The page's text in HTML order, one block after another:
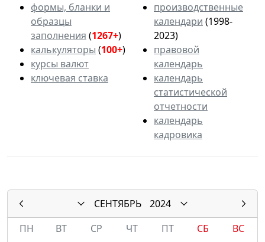
формы, бланки и
образцы
заполнения (1267+)
калькуляторы (100+)
курсы валют
ключевая ставка
производственные
календари (1998-
2023)
правовой
календарь
календарь
статистической
отчетности
календарь
кадровика
СЕНТЯБРЬ
2024
ПН
ВТ СР ЧТ ПТ СБ
ВС